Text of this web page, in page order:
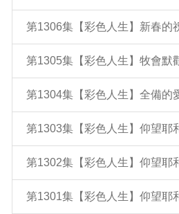
第1306集【彩色人生】新春的
第1305集【彩色人生】牧會默
第1304集【彩色人生】全備的
第1303集【彩色人生】仰望耶
第1302集【彩色人生】仰望耶
第1301集【彩色人生】仰望耶